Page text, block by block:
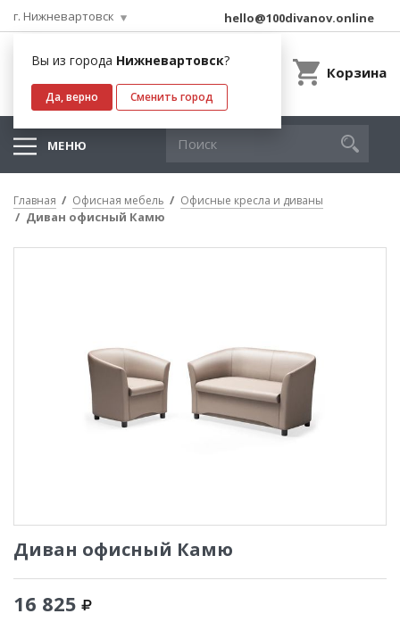
г. Нижневартовск
Вы из города Нижневартовск?
Да, верно Сменить город
hello@100divanov.online
Корзина
МЕНЮ
Главная Офисная мебель Офисные кресла и диваны
Диван офисный Камю
Диван офисный Камю
16 825